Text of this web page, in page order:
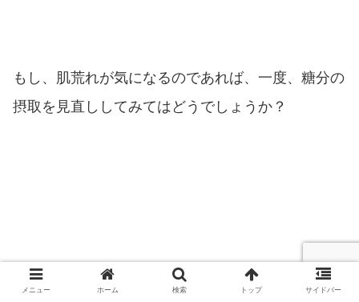
もし、肌荒れが気になるのであれば、一度、糖分の
摂取を見直ししてみてはどうでしょうか？
メニュー ホーム 検索 トップ サイドバー